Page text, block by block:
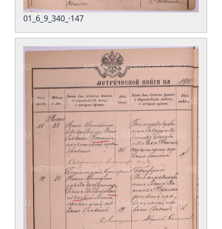
01_6_9_340_·147